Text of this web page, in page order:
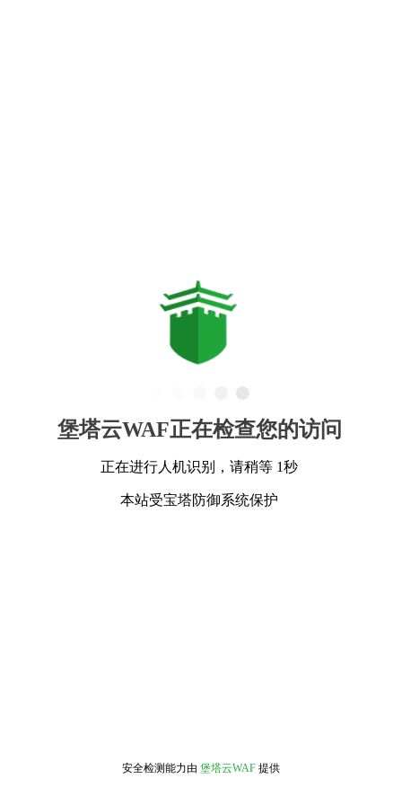
堡塔云WAF正在检查您的访问
正在进行人机识别，请稍等 1秒
本站受宝塔防御系统保护
安全检测能力由 堡塔云WAF 提供